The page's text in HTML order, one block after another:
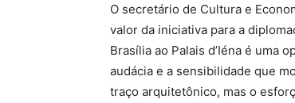
O secretário de Cultura e
valor da iniciativa para a
Brasília ao Palais d’Iéna é uma
audácia e a sensibilidade que
traço arquitetônico, mas o